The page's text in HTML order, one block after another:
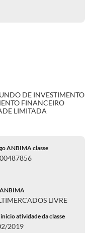
DE INVESTIMENTO
FINANCEIRO
LIMITADA
ANBIMA classe
LIVRE
atividade da classe
2019